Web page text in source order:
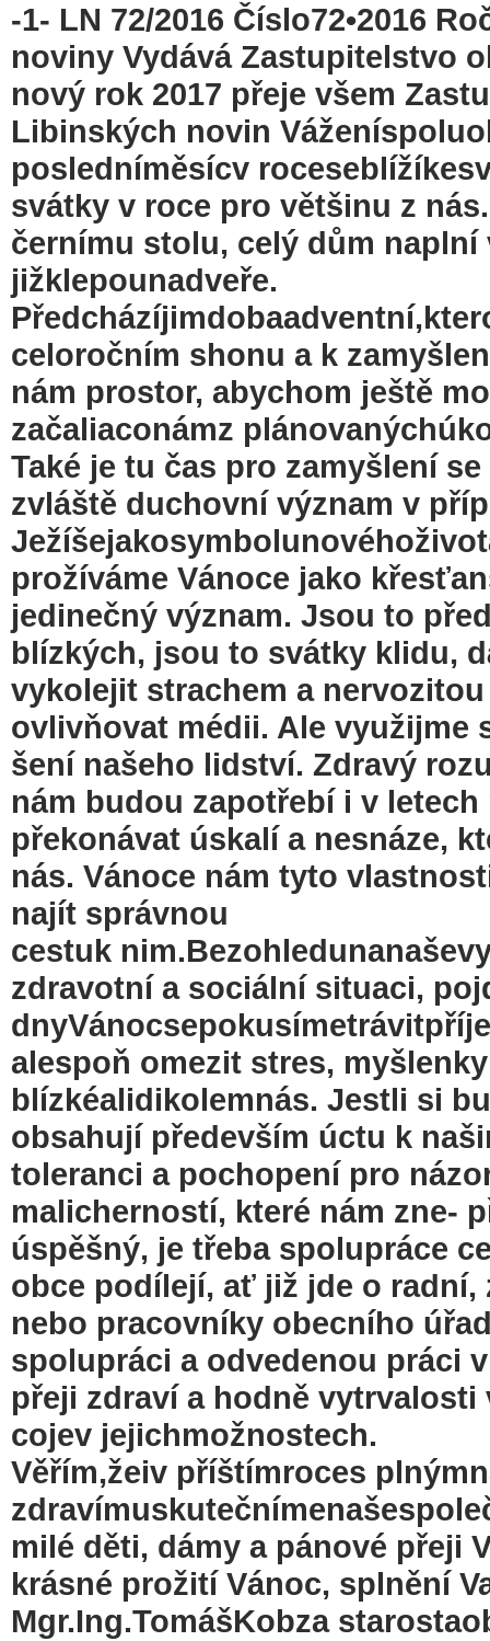
-1- LN 72/2016 Číslo72•2016
noviny Vydává Zastupitelstvo
nový rok 2017 přeje všem
Libinských novin
posledníměsícv
svátky v roce pro většinu z
černímu stolu, celý dům
jižklepounadveře.
celoročním shonu a k
nám prostor, abychom ještě
začaliaconámz
Také je tu čas pro zamyšlení
zvláště duchovní význam v
prožíváme Vánoce jako
jedinečný význam. Jsou to
blízkých, jsou to svátky klidu,
vykolejit strachem a
ovlivňovat médii. Ale využijme
šení našeho lidství. Zdravý
nám budou zapotřebí i v
překonávat úskalí a nesnáze,
nás. Vánoce nám tyto
najít správnou
cestuk
zdravotní a sociální situaci,
alespoň omezit stres,
blízkéalidikolemnás. Jestli si
obsahují především úctu k
toleranci a pochopení pro
malicherností, které nám zne-
úspěšný, je třeba spolupráce
obce podílejí, ať již jde o
nebo pracovníky obecního
spolupráci a odvedenou práci
přeji zdraví a hodně
cojev jejichmožnostech.
Věřím,žeiv příštímroces
milé děti, dámy a pánové přeji
krásné prožití Vánoc, splnění
Mgr.Ing.TomášKobza